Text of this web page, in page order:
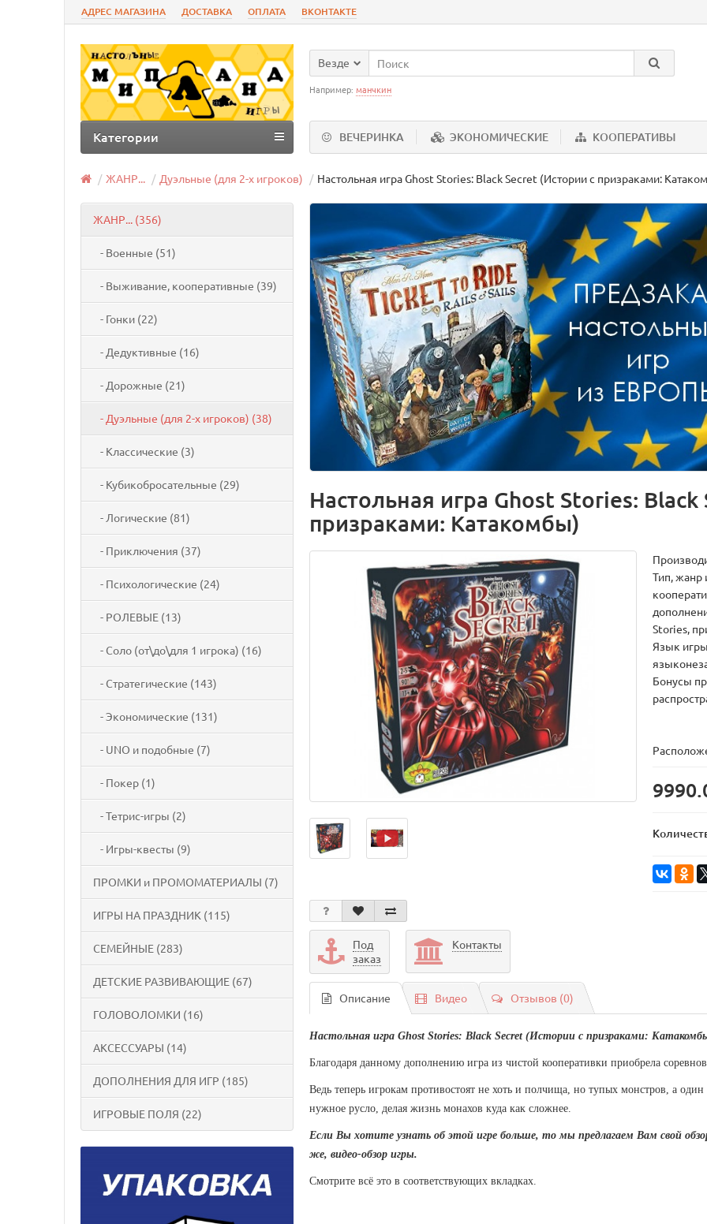
АДРЕС МАГАЗИНА ДОСТАВКА ОПЛАТА ВКОНТАКТЕ
Везде
Например: манчкин
ВЕЧЕРИНКА ЭКОНОМИЧЕСКИЕ КООПЕРАТИВЫ
Категории
ЖАНР... Дуэльные (для 2-х игроков) Настольная игра Ghost Stories: Black Secret (Истории с призраками:
ЖАНР... (356)
- Военные (51)
- Выживание, кооперативные (39)
- Гонки (22)
- Дедуктивные (16)
- Дорожные (21)
- Дуэльные (для 2-х игроков) (38)
- Классические (3)
- Кубикобросательные (29)
- Логические (81)
- Приключения (37)
- Психологические (24)
- РОЛЕВЫЕ (13)
- Соло (от\до\для 1 игрока) (16)
- Стратегические (143)
- Экономические (131)
- UNO и подобные (7)
- Покер (1)
- Тетрис-игры (2)
- Игры-квесты (9)
ПРОМКИ и ПРОМОМАТЕРИАЛЫ (7)
ИГРЫ НА ПРАЗДНИК (115)
СЕМЕЙНЫЕ (283)
ДЕТСКИЕ РАЗВИВАЮЩИЕ (67)
ГОЛОВОЛОМКИ (16)
АКСЕССУАРЫ (14)
ДОПОЛНЕНИЯ ДЛЯ ИГР (185)
ИГРОВЫЕ ПОЛЯ (22)
Настольная игра Ghost Stories:
призраками: Катакомбы)
Тип, жанр
Stories,
Язык
Бонусы
Под
заказ
Контакты
Описание Видео Отзывов (0)
Настольная игра Ghost Stories: Black Secret (Истории с призраками:
Благодаря данному дополнению игра из чистой кооперативки приобрела
Ведь теперь игрокам противостоят не хоть и полчища, но тупых монстров, а
нужное русло, делая жизнь монахов куда как сложнее.
Если Вы хотите узнать об этой игре больше, то мы предлагаем Вам свой
же, видео-обзор игры.
Смотрите всё это в соответствующих вкладках.